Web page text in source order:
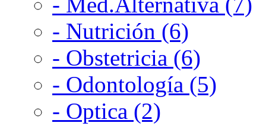
- Nutrición (6)
- Obstetricia (6)
- Odontología (5)
- Optica (2)